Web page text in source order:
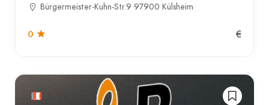
Bürgermeister-Kuhn-Str.9 97900 Külsheim
0 €